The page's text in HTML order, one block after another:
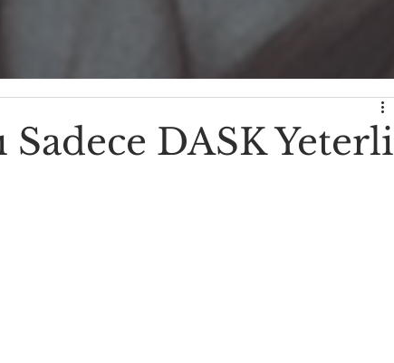
Sadece DASK Yeterli